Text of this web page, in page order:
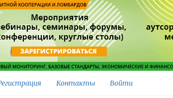
Контакты Войти